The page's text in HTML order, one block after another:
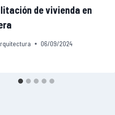
de vivienda en
06/09/2024